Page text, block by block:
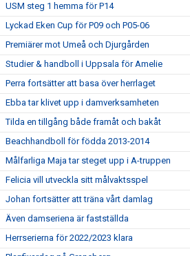
USM steg 1 hemma för P14
Lyckad Eken Cup för P09 och P05-06
Premiärer mot Umeå och Djurgården
Studier & handboll i Uppsala för Amelie
Perra fortsätter att basa över herrlaget
Ebba tar klivet upp i damverksamheten
Tilda en tillgång både framåt och bakåt
Beachhandboll för födda 2013-2014
Målfarliga Maja tar steget upp i A-truppen
Felicia vill utveckla sitt målvaktsspel
Johan fortsätter att träna vårt damlag
Även damseriena är fastställda
Herrserierna för 2022/2023 klara